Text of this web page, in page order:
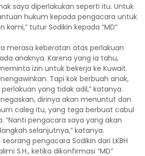
saya diperlakukan seperti itu. Untuk
hukum kepada pengacara untuk
tutur Sodikin kepada “MD”
merasa keberatan atas perlakuan
anaknya. Karena yang ia tahu,
izin untuk bekerja ke Kuwait.
Tapi kok berbuah anak,
yang tidak adil,” katanya.
dirinya akan menuntut dan
caleg itu, yang tega berbuat cabul
“Nanti pengacara saya yang akan
selanjutnya,” katanya.
pengacara Sodikin dari LKBH
S.H., ketika dikonfirmasi “MD”